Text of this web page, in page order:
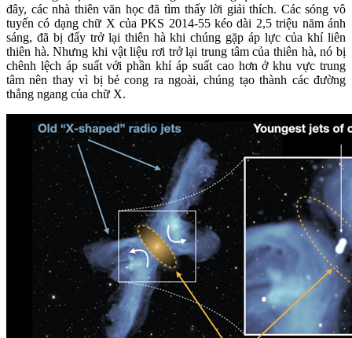
đây, các nhà thiên văn học đã tìm thấy lời giải thích. Các sóng vô
tuyến có dạng chữ X của PKS 2014-55 kéo dài 2,5 triệu năm ánh
sáng, đã bị đẩy trở lại thiên hà khi chúng gặp áp lực của khí liên
thiên hà. Nhưng khi vật liệu rơi trở lại trung tâm của thiên hà, nó bị
chênh lệch áp suất với phần khí áp suất cao hơn ở khu vực trung
tâm nên thay vì bị bẻ cong ra ngoài, chúng tạo thành các đường
thẳng ngang của chữ X.